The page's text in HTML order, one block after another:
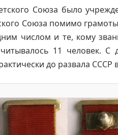
Союза было
Союза помимо
числом и те, кому
11 человек. С
до развала СССР